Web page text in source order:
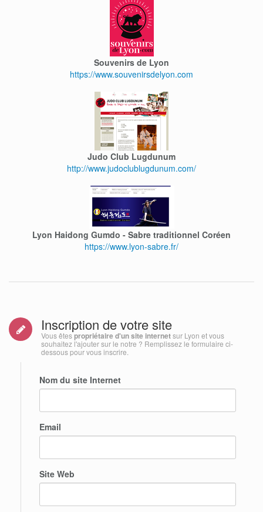
Souvenirs de Lyon
https://www.souvenirsdelyon.com
Judo Club Lugdunum
http://www.judoclublugdunum.com/
Lyon Haidong Gumdo - Sabre traditionnel Coréen
https://www.lyon-sabre.fr/
Inscription de votre site
Vous êtespropriétaire d'un site internetsur Lyon et vous
souhaitez l'ajouter sur le notre ? Remplissez le formulaire ci-
dessous pour vous inscrire.
Nom du site Internet
Email
Site Web